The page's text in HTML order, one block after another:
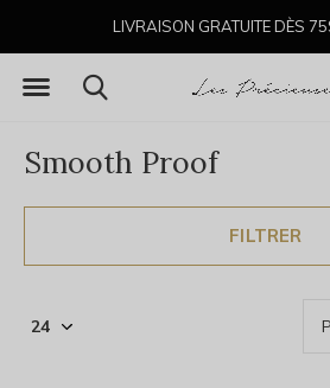
LIVRAISON GRATUITE DÈS
Smooth Proof
FILTRER